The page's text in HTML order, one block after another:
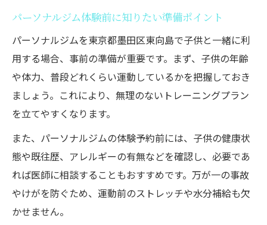
活用術
全か徹底解説
パーソナルジムで子供は何歳から始められ
る？
年齢別パーソナルジムトレーニングの注意
パーソナルジムで子供の成長をサポートす
る方法
安全なパーソナルジムトレーニングの基準
を解説
パーソナルジム体験前に知りたい準備ポイント
パーソナルジムを東京都墨田区東向島で子供と一緒に利
用する場合、事前の準備が重要です。まず、子供の年齢
や体力、普段どれくらい運動しているかを把握しておき
ましょう。これにより、無理のないトレーニングプラン
を立てやすくなります。
また、パーソナルジムの体験予約前には、子供の健康状
態や既往歴、アレルギーの有無などを確認し、必要であ
れば医師に相談することもおすすめです。万が一の事故
やけがを防ぐため、運動前のストレッチや水分補給も欠
かせません。